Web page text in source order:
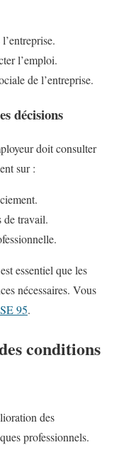
l’emploi.
de l’entreprise.
décisions
doit consulter
sur :
de travail.
essentiel que les
nécessaires. Vous
95.
conditions
des
professionnels.